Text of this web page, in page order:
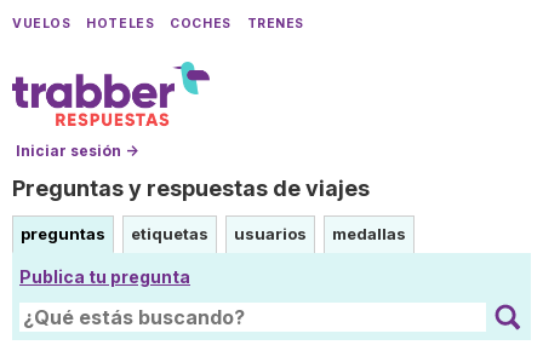
VUELOS HOTELES COCHES TRENES
Iniciar sesión →
Preguntas y respuestas de viajes
preguntas etiquetas usuarios medallas
Publica tu pregunta